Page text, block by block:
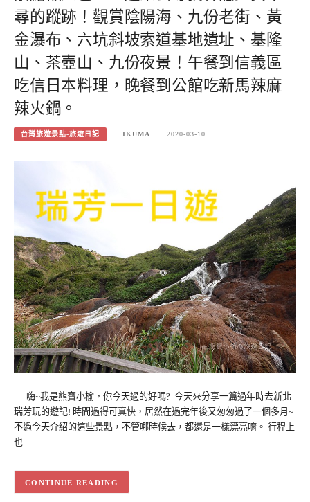
尋的蹤跡！觀賞陰陽海、九份老街、黃
金瀑布、六坑斜坡索道基地遺址、基隆
山、茶壺山、九份夜景！午餐到信義區
吃信日本料理，晚餐到公館吃新馬辣麻
辣火鍋。
台灣旅遊景點-旅遊日記 IKUMA 2020-03-10
嗨~我是熊寶小榆，你今天過的好嗎? 今天來分享一篇過年時去新北
瑞芳玩的遊記! 時間過得可真快，居然在過完年後又匆匆過了一個多月~
不過今天介紹的這些景點，不管哪時候去，都還是一樣漂亮唷。 行程上
也…
CONTINUE READING